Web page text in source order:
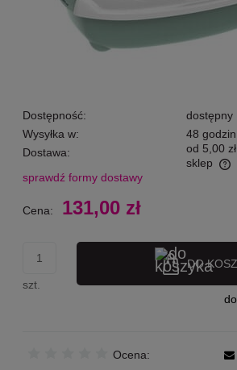
Dostępność:
dostępny
Wysyłka w:
48 godzin
Dostawa:
od 5,00 zł
sklep
Cena nie zawiera ewentualnych kosztów
sprawdź formy dostawy
Cena: 131,00 zł
szt.
DO
Ocena: